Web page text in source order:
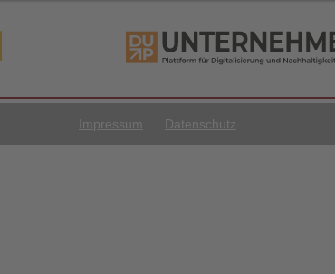
Impressum Datenschutz